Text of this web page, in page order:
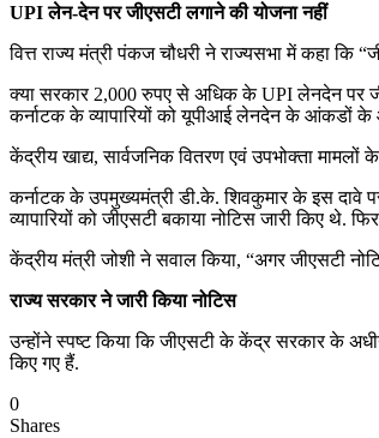
UPI लेन-देन पर जीएसटी लगाने की योजना नहीं
वित्त राज्य मंत्री पंकज चौधरी ने राज्यसभा में कहा
क्या सरकार 2,000 रुपए से अधिक के UPI लेनदेन पर
कर्नाटक के व्यापारियों को यूपीआई लेनदेन के आंकडों के
केंद्रीय खाद्य, सार्वजनिक वितरण एवं उपभोक्ता
कर्नाटक के उपमुख्यमंत्री डी.के. शिवकुमार के इस दावे
व्यापारियों को जीएसटी बकाया नोटिस जारी किए
केंद्रीय मंत्री जोशी ने सवाल किया, “अगर जीएसटी
राज्य सरकार ने जारी किया नोटिस
उन्होंने स्पष्ट किया कि जीएसटी के केंद्र सरकार के
किए गए हैं.
0
Shares